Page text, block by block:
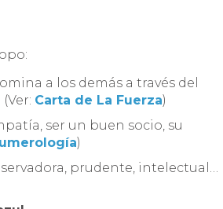
a los demás a través del
Carta de La Fuerza)
ser un buen socio, su
)
prudente, intelectual…